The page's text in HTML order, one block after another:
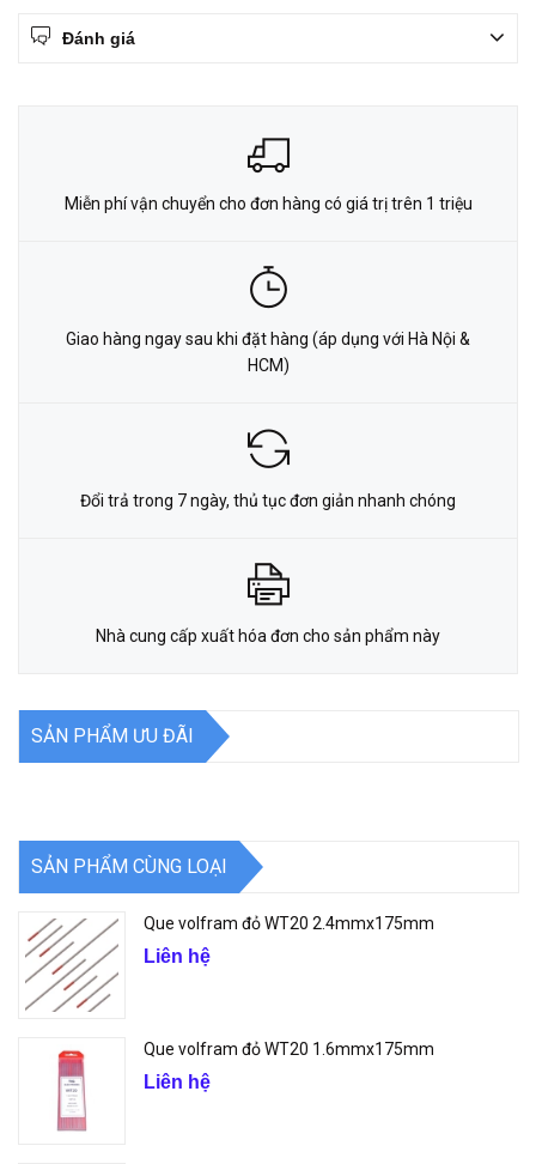
Đánh giá
Miễn phí vận chuyển cho đơn hàng có giá trị trên 1 triệu
Giao hàng ngay sau khi đặt hàng (áp dụng với Hà Nội &
HCM)
Đổi trả trong 7 ngày, thủ tục đơn giản nhanh chóng
Nhà cung cấp xuất hóa đơn cho sản phẩm này
SẢN PHẨM ƯU ĐÃI
SẢN PHẨM CÙNG LOẠI
Que volfram đỏ WT20 2.4mmx175mm
Liên hệ
Que volfram đỏ WT20 1.6mmx175mm
Liên hệ